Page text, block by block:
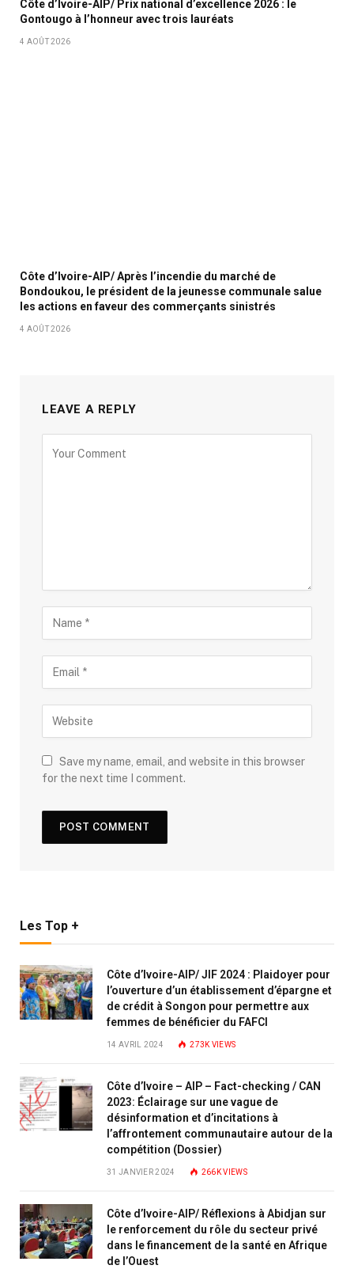
Côte d’Ivoire-AIP/ Prix national d’excellence 2026 : le
Gontougo à l’honneur avec trois lauréats
4 AOÛT 2026
Côte d’Ivoire-AIP/ Après l’incendie du marché de
Bondoukou, le président de la jeunesse communale salue
les actions en faveur des commerçants sinistrés
4 AOÛT 2026
LEAVE A REPLY
Save my name, email, and website in this browser
for the next time I comment.
Les Top +
Côte d’Ivoire-AIP/ JIF 2024 : Plaidoyer pour
l’ouverture d’un établissement d’épargne et
de crédit à Songon pour permettre aux
femmes de bénéficier du FAFCI
14 AVRIL 2024 273K VIEWS
Côte d’Ivoire – AIP – Fact-checking / CAN
2023: Éclairage sur une vague de
désinformation et d’incitations à
l’affrontement communautaire autour de la
compétition (Dossier)
31 JANVIER 2024 266KVIEWS
Côte d’Ivoire-AIP/ Réflexions à Abidjan sur
le renforcement du rôle du secteur privé
dans le financement de la santé en Afrique
de l’Ouest